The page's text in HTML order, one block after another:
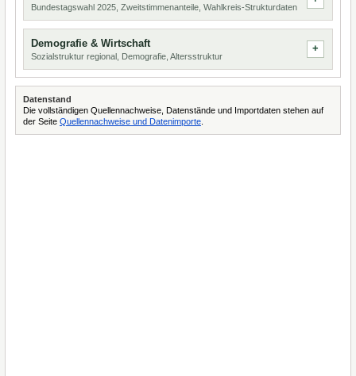
Bundestagswahl 2025, Zweitstimmenanteile, Wahlkreis-Strukturdaten
Demografie & Wirtschaft
Sozialstruktur regional, Demografie, Altersstruktur
Datenstand
Die vollständigen Quellennachweise, Datenstände und Importdaten stehen auf
der Seite Quellennachweise und Datenimporte